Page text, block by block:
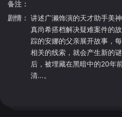
备注：
剧情： 讲述广濑饰演的天才助手美
真尚希搭档解决疑难案件的
踪的安娜的父亲展开故事，
相关的线索，就会产生新的
后，被埋藏在黑暗中的20年
清…。